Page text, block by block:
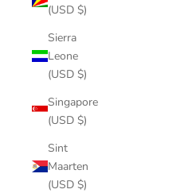
(USD $)
Sierra
Leone
(USD $)
Singapore
(USD $)
Sint
Maarten
(USD $)